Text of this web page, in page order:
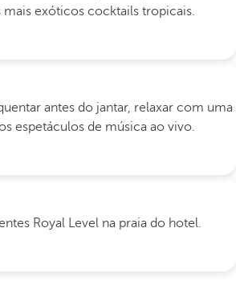
exóticos cocktails tropicais.
antes do jantar, relaxar com uma
espetáculos de música ao vivo.
Royal Level na praia do hotel.